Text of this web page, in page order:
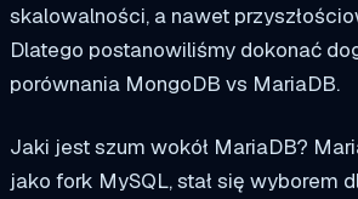
skalowalności, a nawet
Dlatego postanowiliśmy dokonać
porównania MongoDB vs MariaDB.
Jaki jest szum wokół MariaDB?
jako fork MySQL, stał się wyborem